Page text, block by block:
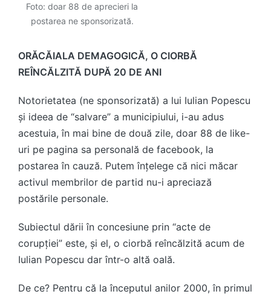
Foto: doar 88 de aprecieri la
postarea ne sponsorizată.
ORĂCĂIALA DEMAGOGICĂ, O CIORBĂ
REÎNCĂLZITĂ DUPĂ 20 DE ANI
Notorietatea (ne sponsorizată) a lui Iulian Popescu
și ideea de “salvare” a municipiului, i-au adus
acestuia, în mai bine de două zile, doar 88 de like-
uri pe pagina sa personală de facebook, la
postarea în cauză. Putem înțelege că nici măcar
activul membrilor de partid nu-i apreciază
postările personale.
Subiectul dării în concesiune prin “acte de
corupției” este, și el, o ciorbă reîncălzită acum de
Iulian Popescu dar într-o altă oală.
De ce? Pentru că la începutul anilor 2000, în primul